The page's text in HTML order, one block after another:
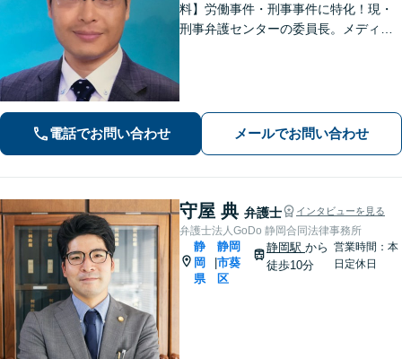
料】労働事件・刑事事件に特化！現・
刑事弁護センターの委員長。メディア
電話でお問い合わせ メールでお問い合わせ
守屋 典 弁護士 インタビューを見る
弁護士法人GoDo 静岡合同法律事務所
静
岡
県
|
静岡
市葵
区
静岡駅 から
徒歩10分
営業時間：本
日定休日